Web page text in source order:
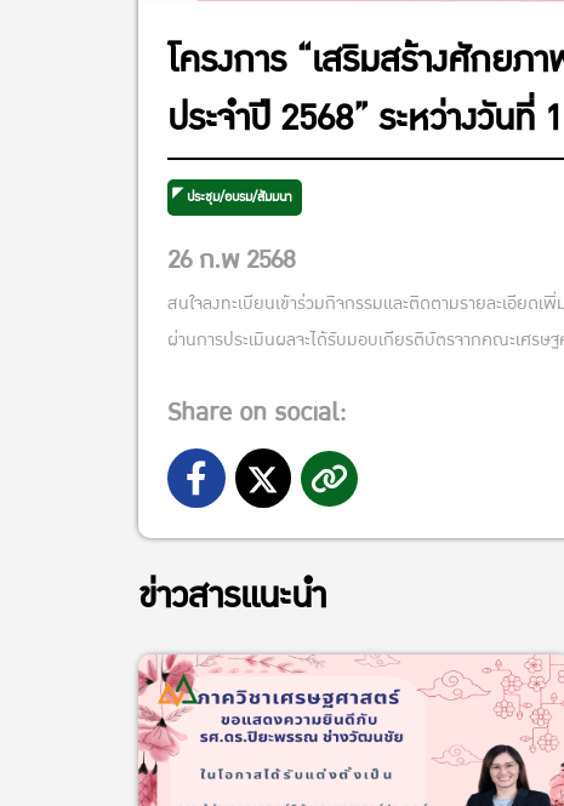
โครงการ “เสริมสร้างศักย
ประจำปี 2568” ระหว่างวัน
ประชุม/อบรม/สัมมนา
26 ก.พ 2568
สนใจลงทะเบียนเข้าร่วมกิจกรรมและติดตามรายละเอียดเพิ่
ผ่านการประเมินผลจะได้รับมอบเกียรติบัตรจากคณะเศร
Share on social:
ข่าวสารแนะนำ